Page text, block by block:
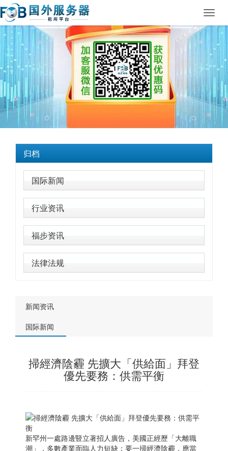
归档
国际新闻
行业资讯
福步资讯
法律法规
新闻资讯
国际新闻
掃經濟陰霾 先擴大「供給面」拜登
優先要務：供需平衡
新罕州一處路邊豎立著招人廣告，美國正經歷「大離職
潮」，多數產業面臨人力短缺；要一掃經濟陰霾，應當